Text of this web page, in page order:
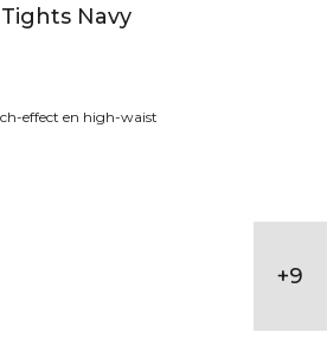
Navy
effect en high-waist
+9